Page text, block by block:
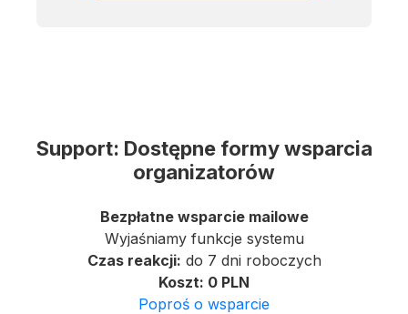
Support: Dostępne formy wsparcia
organizatorów
Bezpłatne wsparcie mailowe
Wyjaśniamy funkcje systemu
Czas reakcji: do 7 dni roboczych
Koszt: 0 PLN
Poproś o wsparcie